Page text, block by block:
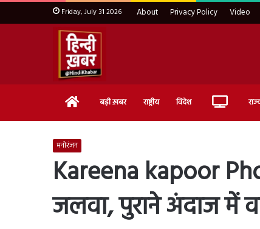
Friday, July 31 2026 About Privacy Policy Video
Home बड़ी ख़बर राष्ट्रीय विदेश Live
मनोरंजन
Kareena kapoor
जलवा, पुराने अंदाज में